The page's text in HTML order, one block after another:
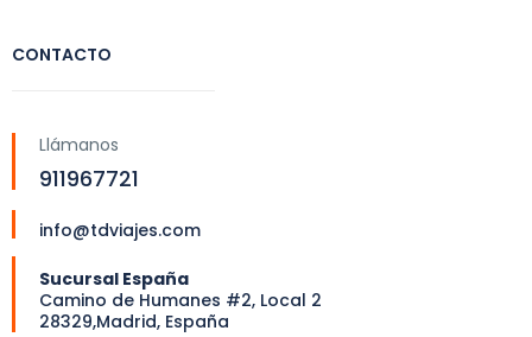
CONTACTO
Llámanos
911967721
info@tdviajes.com
Sucursal España
Camino de Humanes #2, Local 2
28329,Madrid, España